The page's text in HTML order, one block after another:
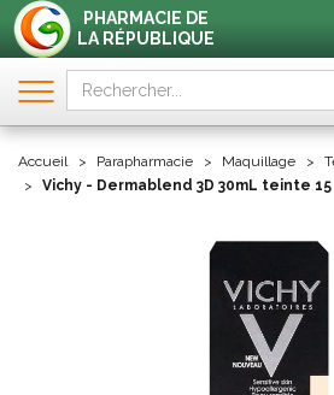
PHARMACIE DE
LA RÉPUBLIQUE
Accueil Parapharmacie Maquillage
Vichy - Dermablend 3D 30mL teinte 15